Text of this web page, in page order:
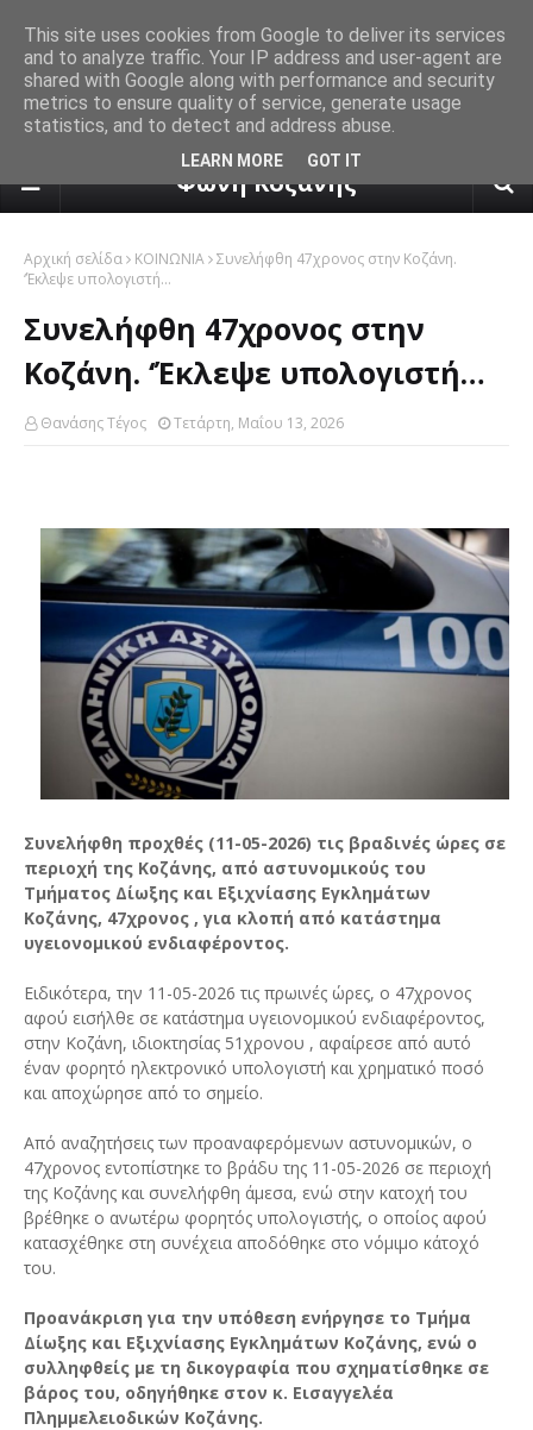
πρόγνωση καιρού από το
Φωνή Κοζάνης
Αρχική σελίδα ΚΟΙΝΩΝΙΑ Συνελήφθη 47χρονος στην Κοζάνη.
‘Έκλεψε υπολογιστή…
Συνελήφθη 47χρονος στην
Κοζάνη. ‘Έκλεψε υπολογιστή…
Θανάσης Τέγος Τετάρτη, Μαΐου 13, 2026
Συνελήφθη προχθές (11-05-2026) τις βραδινές ώρες σε
περιοχή της Κοζάνης, από αστυνομικούς του
Τμήματος Δίωξης και Εξιχνίασης Εγκλημάτων
Κοζάνης, 47χρονος , για κλοπή από κατάστημα
υγειονομικού ενδιαφέροντος.
Ειδικότερα, την 11-05-2026 τις πρωινές ώρες, ο 47χρονος
αφού εισήλθε σε κατάστημα υγειονομικού ενδιαφέροντος,
στην Κοζάνη, ιδιοκτησίας 51χρονου , αφαίρεσε από αυτό
έναν φορητό ηλεκτρονικό υπολογιστή και χρηματικό ποσό
και αποχώρησε από το σημείο.
Από αναζητήσεις των προαναφερόμενων αστυνομικών, ο
47χρονος εντοπίστηκε το βράδυ της 11-05-2026 σε περιοχή
της Κοζάνης και συνελήφθη άμεσα, ενώ στην κατοχή του
βρέθηκε ο ανωτέρω φορητός υπολογιστής, ο οποίος αφού
κατασχέθηκε στη συνέχεια αποδόθηκε στο νόμιμο κάτοχό
του.
Προανάκριση για την υπόθεση ενήργησε το Τμήμα
Δίωξης και Εξιχνίασης Εγκλημάτων Κοζάνης, ενώ ο
συλληφθείς με τη δικογραφία που σχηματίσθηκε σε
βάρος του, οδηγήθηκε στoν κ. Εισαγγελέα
Πλημμελειοδικών Κοζάνης.
This site uses cookies from Google to deliver its services
and to analyze traffic. Your IP address and user-agent are
shared with Google along with performance and security
metrics to ensure quality of service, generate usage
statistics, and to detect and address abuse.
LEARN MORE GOT IT